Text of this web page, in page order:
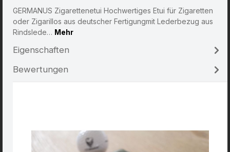
GERMANUS Zigarettenetui Hochwertiges Etui für Zigaretten
oder Zigarillos aus deutscher Fertigungmit Lederbezug aus
Rindslede… Mehr
Eigenschaften
Bewertungen